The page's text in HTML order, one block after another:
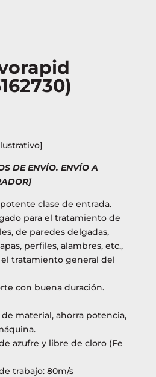
DE ENVÍO. ENVÍO A
clase de entrada.
para el tratamiento de
de paredes delgadas,
perfiles, alambres, etc.,
tratamiento general del
con buena duración.
material, ahorra potencia,
azufre y libre de cloro (Fe
trabajo: 80m/s